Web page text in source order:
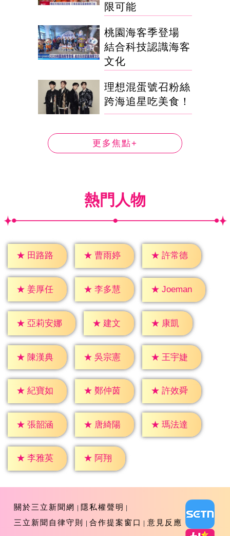
限可能
桃園海客季登場
結合科技認識海客
文化
理想混蛋號召粉絲
跨海追星吃美食！
更多焦點+
熱門人物
★ 田路路 ★ 曹雨婷 ★ 許常德
★ 姜厚任 ★ 李多慧 ★ Joeman
★ 亞莉安娜 ★ 建文 ★ 康凱
★ 陳漢典 ★ 吳宗憲 ★ 王宇婕
★ 紀寶如 ★ 鄭仲茵 ★ 許效舜
★ 張韶涵 ★ 唐綺陽 ★ 瑪法達
★ 李雅英 ★ 阿翔
關於三立新聞網
隱私權聲明
三立新聞自律守則
合作提案窗口 意見反應